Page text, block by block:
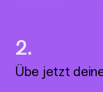
Übe jetzt